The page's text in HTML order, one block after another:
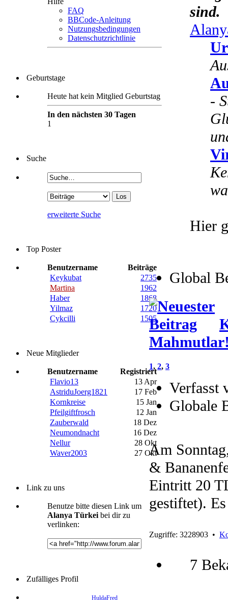
FAQ
BBCode-Anleitung
Nutzungsbedingungen
Datenschutzrichtlinie
Geburtstage
Heute hat kein Mitglied Geburtstag
In den nächsten 30 Tagen
1
Suche
erweiterte Suche
Top Poster
Benutzername
Beiträge
Keykubat
2735
Martina
1962
Haber
1868
Yilmaz
1720
Cykcilli
1505
Neue Mitglieder
Benutzername
Registriert
Flavio13
13 Apr
AstriduJoerg1821
17 Feb
Kornkreise
15 Jan
Pfeilgiftfrosch
12 Jan
Zauberwald
18 Dez
Neumondnacht
16 Dez
Nellur
28 Okt
Waver2003
27 Okt
Link zu uns
Benutze bitte diesen Link um
Alanya Türkei bei dir zu
verlinken:
Zufälliges Profil
HuldaFred
sind.
-
Hier
Global
1, 2, 3
Verfasst
Globale
Am
&
Eintritt 20
gestiftet).
Zugriffe: 3228903 •
7